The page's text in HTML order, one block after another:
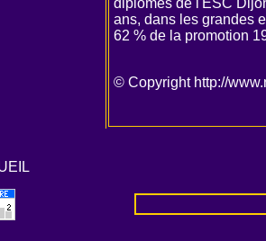
diplômes de l'ESC
ans, dans les grandes
62 % de la promotion
© Copyright http://